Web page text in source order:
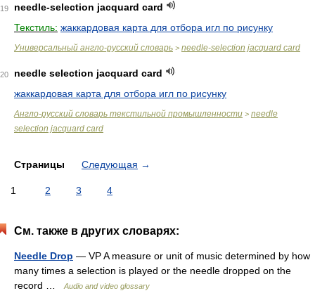
19
needle-selection jacquard card
Текстиль: жаккардовая карта для отбора игл по рисунку
Универсальный англо-русский словарь > needle-selection jacquard card
20
needle selection jacquard card
жаккардовая карта для отбора игл по рисунку
Англо-русский словарь текстильной промышленности > needle
selection jacquard card
Страницы Следующая →
1 2 3 4
См. также в других словарях:
Needle Drop — VP A measure or unit of music determined by how
many times a selection is played or the needle dropped on the
record …
Audio and video glossary